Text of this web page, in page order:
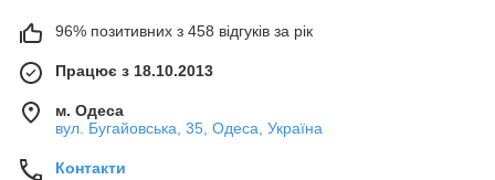
96% позитивних з 458 відгуків за рік
Працює з 18.10.2013
м. Одеса
вул. Бугайовська, 35, Одеса, Україна
Контакти